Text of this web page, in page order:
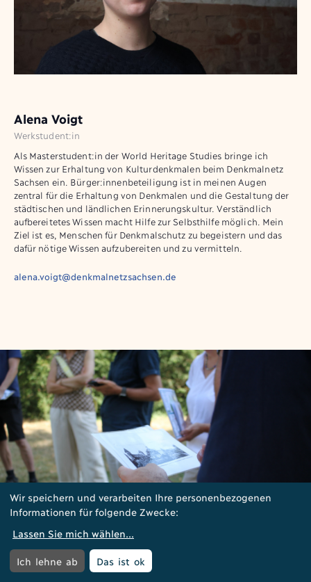
Alena Voigt
Werkstudent:in
Als Masterstudent:in der World Heritage Studies bringe ich
Wissen zur Erhaltung von Kulturdenkmalen beim Denkmalnetz
Sachsen ein. Bürger:innenbeteiligung ist in meinen Augen
zentral für die Erhaltung von Denkmalen und die Gestaltung der
städtischen und ländlichen Erinnerungskultur. Verständlich
aufbereitetes Wissen macht Hilfe zur Selbsthilfe möglich. Mein
Ziel ist es, Menschen für Denkmalschutz zu begeistern und das
dafür nötige Wissen aufzubereiten und zu vermitteln.
alena.voigt@denkmalnetzsachsen.de
Wir speichern und verarbeiten Ihre personenbezogenen
Informationen für folgende Zwecke:
Lassen Sie mich wählen
Ich lehne ab Das ist ok